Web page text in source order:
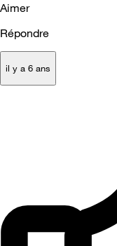
Aimer
Répondre
il y a 6 ans